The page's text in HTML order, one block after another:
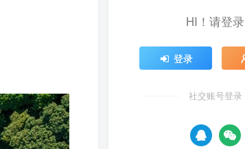
HI！请登录
登录
社交账号登录